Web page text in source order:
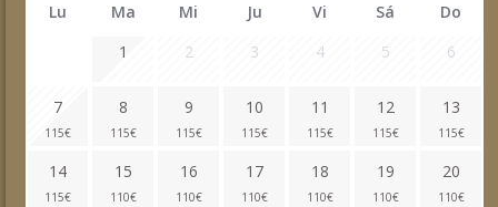
Lu Ma Mi Ju Vi Sá
Do
1
2 3 4 5 6
7
115€
8
115€
9
115€
10
115€
11
115€
12
115€
13
115€
14
115€
15
110€
16
110€
17
110€
18
110€
19
110€
20
110€